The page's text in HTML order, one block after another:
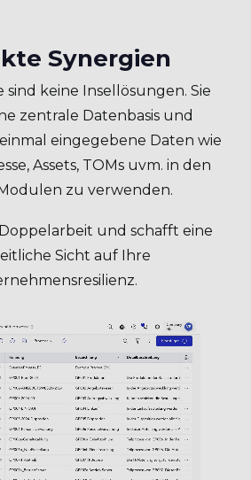
Synergien
sind keine Insellösungen. Sie
zentrale Datenbasis und
eingegebene Daten wie
Assets, TOMs uvm. in den
zu verwenden.
und schafft eine
Sicht auf Ihre